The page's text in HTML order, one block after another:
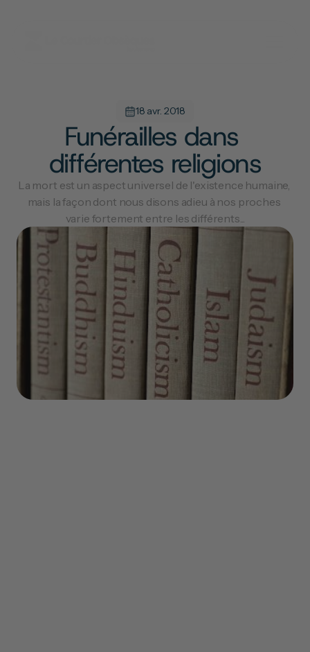
18 avr. 2018
Funérailles dans
différentes religions
La mort est un aspect universel de l'existence humaine,
mais la façon dont nous disons adieu à nos proches
varie fortement entre les différents...